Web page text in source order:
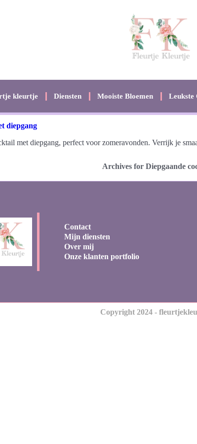
kleurtje Diensten Mooiste Bloemen Leukste
diepgang
met diepgang, perfect voor zomeravonden. Verrijk je
Archives for Diepgaande
Contact
Mijn diensten
Over mij
Onze klanten portfolio
Copyright 2024 -